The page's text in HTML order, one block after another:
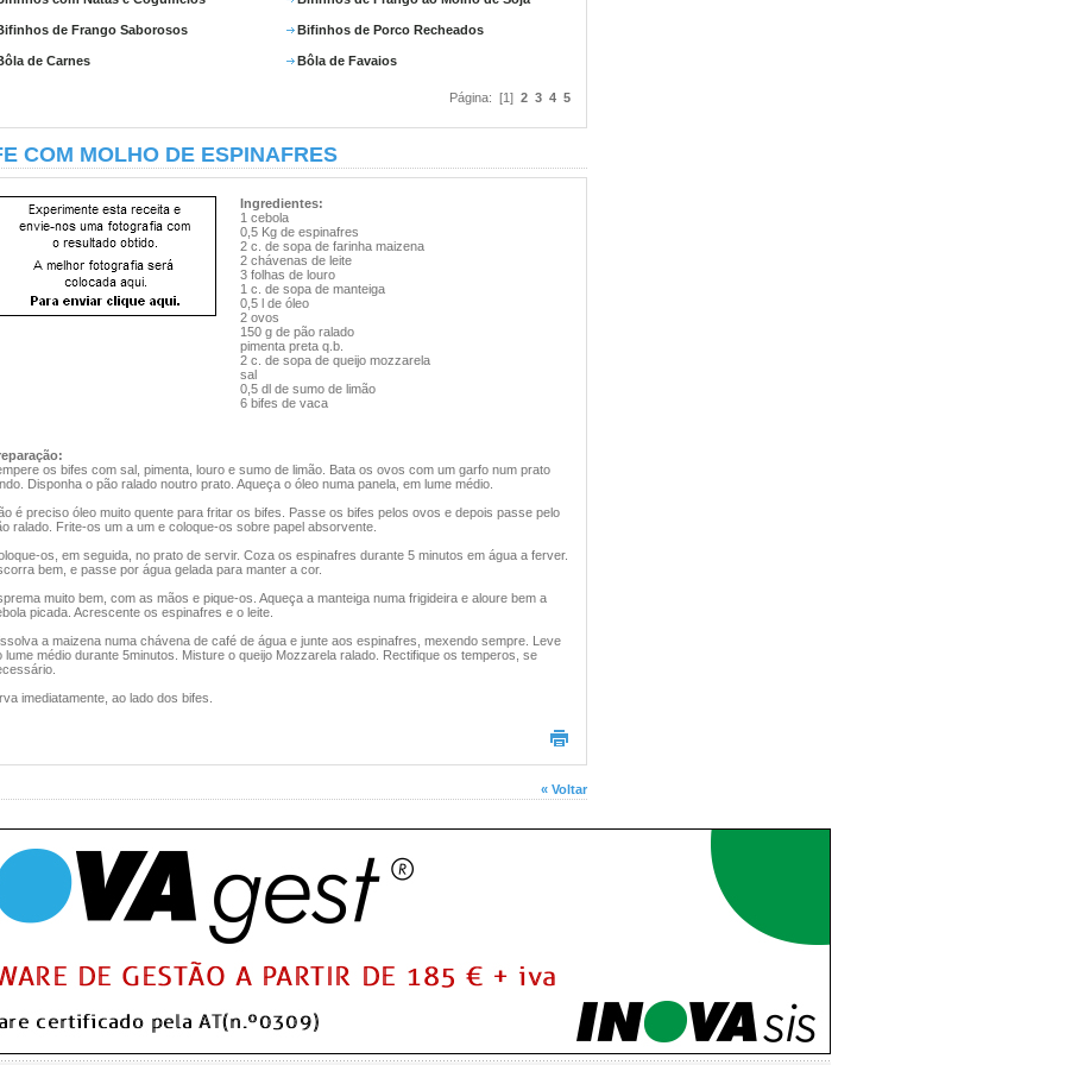
de Frango Saborosos Bifinhos de Porco Recheados
de Carnes Bôla de Favaios
Página: [1] 2 3 4 5
COM MOLHO DE ESPINAFRES
Ingredientes:
1 cebola
0,5 Kg de espinafres
2 c. de sopa de farinha maizena
2 chávenas de leite
3 folhas de louro
1 c. de sopa de manteiga
0,5 l de óleo
2 ovos
150 g de pão ralado
pimenta preta q.b.
2 c. de sopa de queijo mozzarela
sal
0,5 dl de sumo de limão
6 bifes de vaca
os bifes com sal, pimenta, louro e sumo de limão. Bata os ovos com um garfo num prato
Disponha o pão ralado noutro prato. Aqueça o óleo numa panela, em lume médio.
é preciso óleo muito quente para fritar os bifes. Passe os bifes pelos ovos e depois passe pelo
ralado. Frite-os um a um e coloque-os sobre papel absorvente.
os, em seguida, no prato de servir. Coza os espinafres durante 5 minutos em água a ferver.
bem, e passe por água gelada para manter a cor.
muito bem, com as mãos e pique-os. Aqueça a manteiga numa frigideira e aloure bem a
picada. Acrescente os espinafres e o leite.
a maizena numa chávena de café de água e junte aos espinafres, mexendo sempre. Leve
lume médio durante 5minutos. Misture o queijo Mozzarela ralado. Rectifique os temperos, se
imediatamente, ao lado dos bifes.
« Voltar